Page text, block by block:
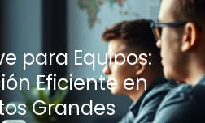
para Equipos:
Eficiente en
Grandes